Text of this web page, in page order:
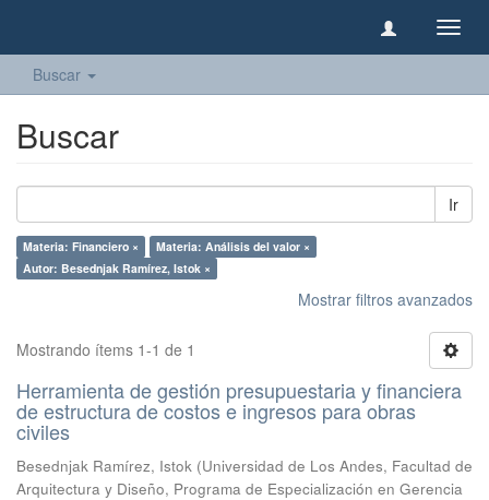
Buscar
Buscar
Ir
Materia: Financiero ×
Materia: Análisis del valor ×
Autor: Besednjak Ramírez, Istok ×
Mostrar filtros avanzados
Mostrando ítems 1-1 de 1
Herramienta de gestión presupuestaria y financiera
de estructura de costos e ingresos para obras
civiles
Besednjak Ramírez, Istok (Universidad de Los Andes, Facultad de
Arquitectura y Diseño, Programa de Especialización en Gerencia